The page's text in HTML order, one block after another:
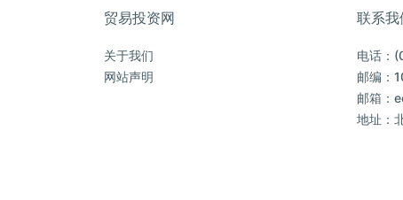
贸易投资网
关于我们
网站声明
联系我
电话：
邮编：
邮箱：
地址：